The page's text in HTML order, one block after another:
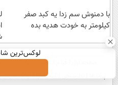
با دمنوش سم زدا یه کبد صفر
کیلومتر به خودت هدیه بده
عصر ایران۲ درباره
آب و هوا اوقات شرعی